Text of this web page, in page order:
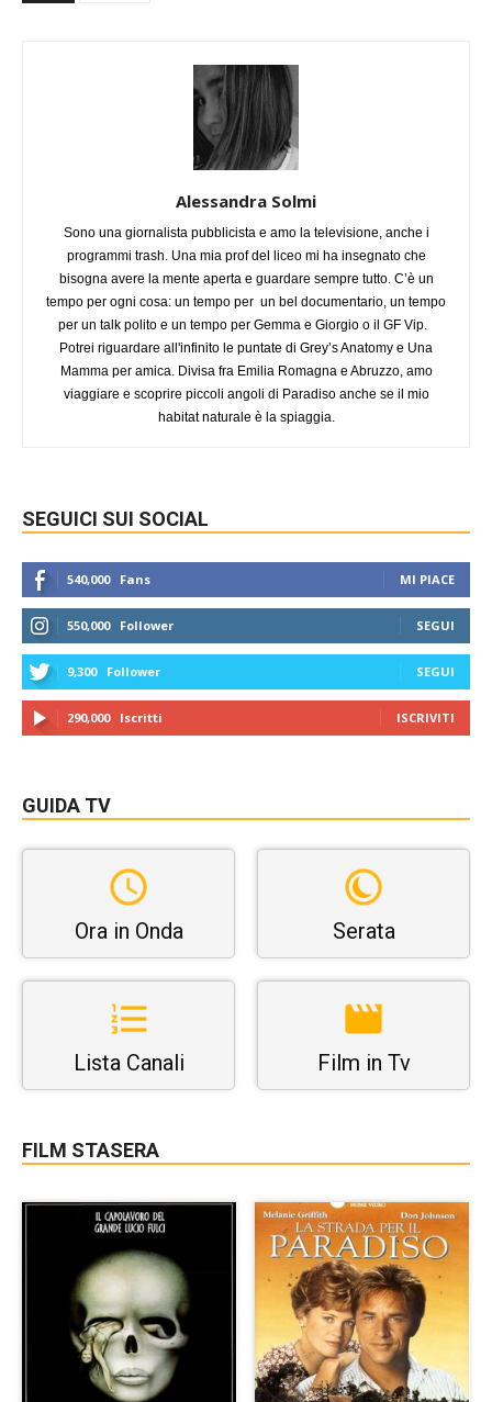
Alessandra Solmi
Sono una giornalista pubblicista e amo la televisione, anche i
programmi trash. Una mia prof del liceo mi ha insegnato che
bisogna avere la mente aperta e guardare sempre tutto. C’è un
tempo per ogni cosa: un tempo per un bel documentario, un tempo
per un talk polito e un tempo per Gemma e Giorgio o il GF Vip.
Potrei riguardare all'infinito le puntate di Grey’s Anatomy e Una
Mamma per amica. Divisa fra Emilia Romagna e Abruzzo, amo
viaggiare e scoprire piccoli angoli di Paradiso anche se il mio
habitat naturale è la spiaggia.
SEGUICI SUI SOCIAL
540,000 Fans MI PIACE
550,000 Follower SEGUI
9,300 Follower SEGUI
290,000 Iscritti ISCRIVITI
GUIDA TV
Ora in Onda Serata
Lista Canali Film in Tv
FILM STASERA